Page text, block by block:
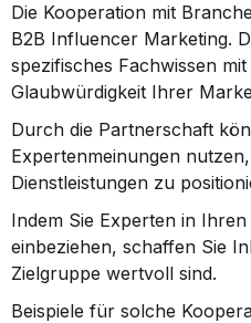
Die Kooperation mit
B2B Influencer Marketing.
spezifisches Fachwissen
Glaubwürdigkeit Ihrer
Durch die Partnerschaft
Expertenmeinungen
Dienstleistungen zu
Indem Sie Experten in
einbeziehen, schaffen Sie
Zielgruppe wertvoll sind.
Beispiele für solche